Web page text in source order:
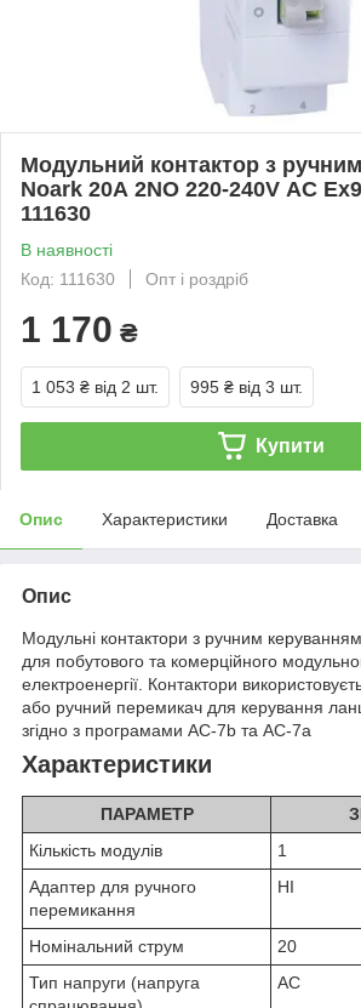
Модульний контактор з
Noark 20А 2NO 220-240V АС
111630
В наявності
Код: 111630
Опт і роздріб
1 170 ₴
1 053 ₴ від 2 шт. 995 ₴ від 3 шт.
Купити
Опис Характеристики Доставка
Опис
Модульні контактори з ручним
для побутового та комерційного
електроенергії. Контактори
або ручний перемикач для керування
згідно з програмами AC-7b та AC-7a
Характеристики
ПАРАМЕТР
Кількість модулів
1
Адаптер для ручного
перемикання
НІ
Номінальний струм
20
Тип напруги (напруга
AC